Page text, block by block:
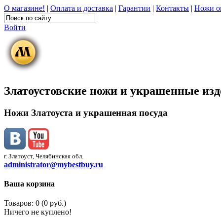
О магазине! | Оплата и доставка | Гарантии | Контакты | Ножи
Войти
Златоустовские ножи и украшенные
Ножи Златоуста и украшенная посуда
г. Златоуст, Челябинская обл.
administrator@mybestbuy.ru
Ваша корзина
Товаров: 0 (0 руб.)
Ничего не куплено!